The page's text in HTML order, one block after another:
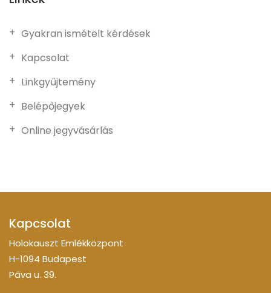
Gyakran ismételt kérdések
Kapcsolat
Linkgyűjtemény
Belépőjegyek
Online jegyvásárlás
Kapcsolat
Holokauszt Emlékközpont
H-1094 Budapest
Páva u. 39.